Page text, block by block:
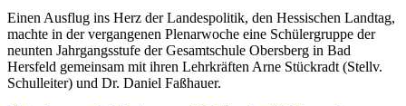
Einen Ausflug ins Herz der Landespolitik, den Hessischen Landtag,
machte in der vergangenen Plenarwoche eine Schülergruppe der
neunten Jahrgangsstufe der Gesamtschule Obersberg in Bad
Hersfeld gemeinsam mit ihren Lehrkräften Arne Stückradt (Stellv.
Schulleiter) und Dr. Daniel Faßhauer.